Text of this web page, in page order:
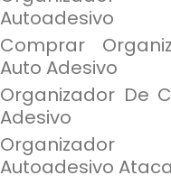
Autoadesivo
Comprar
Auto Adesivo
Organizador De
Adesivo
Autoadesivo